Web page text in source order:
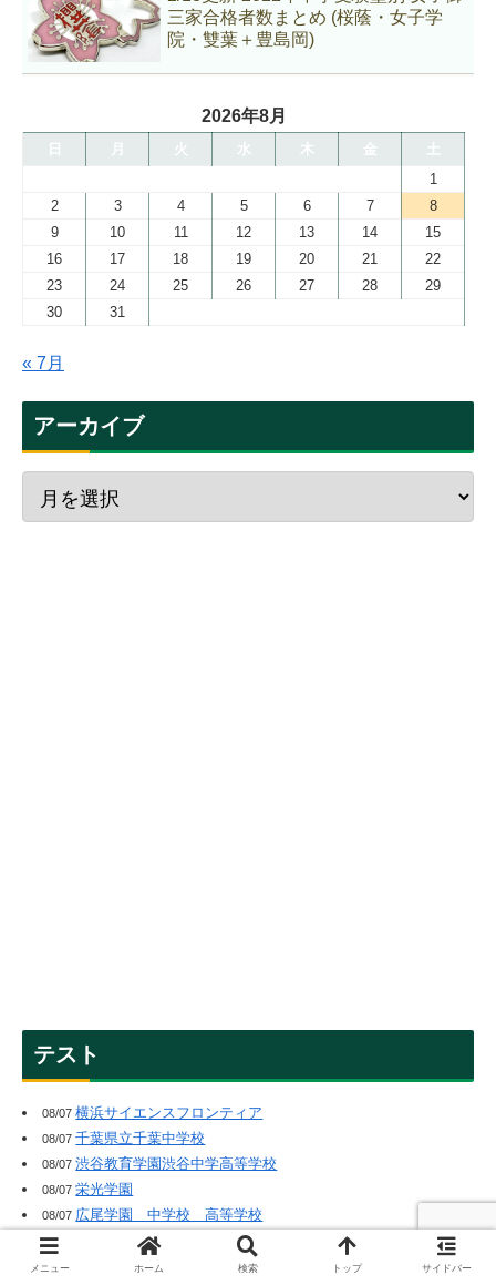
三家合格者数まとめ (桜蔭・女子学
院・雙葉＋豊島岡)
2026年8月
日 月 火 水 木 金
土
1
2
3 4 5 6 7
8
9
10 11 12 13 14
15
16
17 18 19 20 21
22
23
24 25 26 27 28
29
30
31
« 7月
アーカイブ
テスト
08/07横浜サイエンスフロンティア
08/07千葉県立千葉中学校
08/07渋谷教育学園渋谷中学高等学校
08/07栄光学園
08/07 広尾学園 中学校 高等学校
08/07 浅野中学・高等学校
08/06 海城中学高等学校
メニュー ホーム 検索 トップ サイドバー